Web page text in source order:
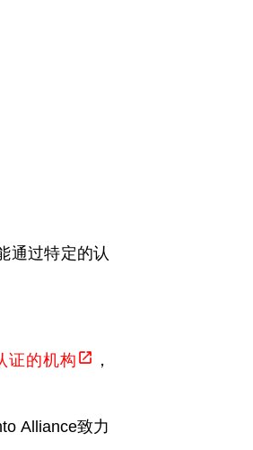
通过特定的认
证的机构
，
Alliance致力